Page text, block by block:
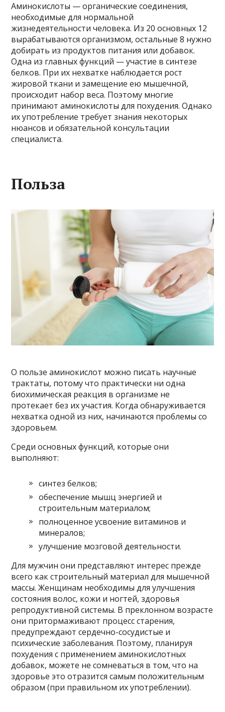
Аминокислоты — органические соединения,
необходимые для нормальной
жизнедеятельности человека. Из 20 основных 12
вырабатываются организмом, остальные 8 нужно
добирать из продуктов питания или добавок.
Одна из главных функций — участие в синтезе
белков. При их нехватке наблюдается рост
жировой ткани и замещение ею мышечной,
происходит набор веса. Поэтому многие
принимают аминокислоты для похудения. Однако
их употребление требует знания некоторых
нюансов и обязательной консультации
специалиста.
Польза
О пользе аминокислот можно писать научные
трактаты, потому что практически ни одна
биохимическая реакция в организме не
протекает без их участия. Когда обнаруживается
нехватка одной из них, начинаются проблемы со
здоровьем.
Среди основных функций, которые они
выполняют:
синтез белков;
обеспечение мышц энергией и
строительным материалом;
полноценное усвоение витаминов и
минералов;
улучшение мозговой деятельности.
Для мужчин они представляют интерес прежде
всего как строительный материал для мышечной
массы. Женщинам необходимы для улучшения
состояния волос, кожи и ногтей, здоровья
репродуктивной системы. В преклонном возрасте
они притормаживают процесс старения,
предупреждают сердечно-сосудистые и
психические заболевания. Поэтому, планируя
похудения с применением аминокислотных
добавок, можете не сомневаться в том, что на
здоровье это отразится самым положительным
образом (при правильном их употреблении).